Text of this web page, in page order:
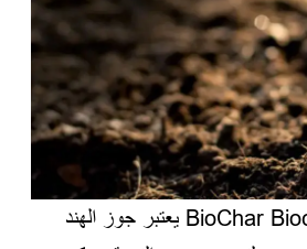
يعتبر جوز الهند BioChar Biochar بمثابة مادة